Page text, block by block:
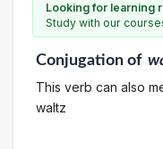
Looking for learning
Study with our
Conjugationof
This verb can also
waltz